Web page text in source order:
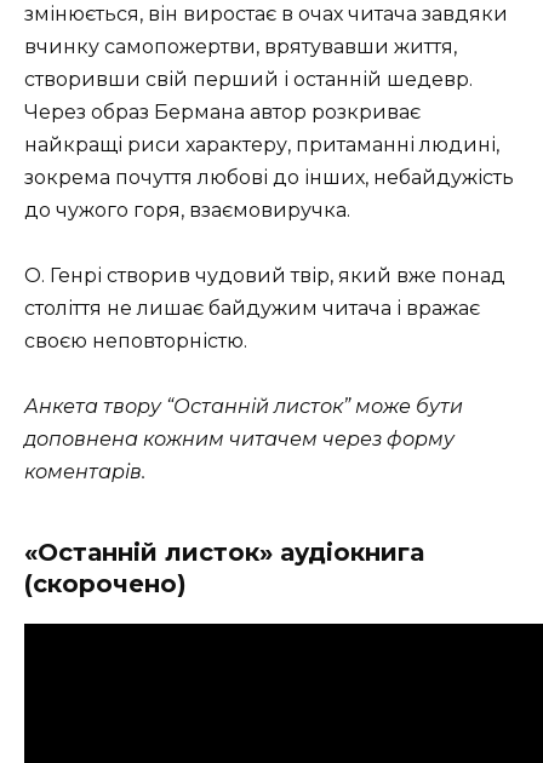
змінюється, він виростає в очах читача завдяки
вчинку самопожертви, врятувавши життя,
створивши свій перший і останній шедевр.
Через образ Бермана автор розкриває
найкращі риси характеру, притаманні людині,
зокрема почуття любові до інших, небайдужість
до чужого горя, взаємовиручка.
О. Генрі створив чудовий твір, який вже понад
століття не лишає байдужим читача і вражає
своєю неповторністю.
Анкета твору “Останній листок” може бути
доповнена кожним читачем через форму
коментарів.
«Останній листок» аудіокнига
(скорочено)